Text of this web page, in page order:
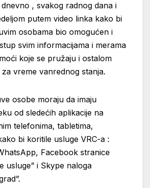
, svakog radnog dana i
putem video linka kako bi
osobama bio omogućen i
svim informacijama i merama
koje se pružaju i ostalom
vreme vanrednog stanja.
osobe moraju da imaju
od sledećih aplikacije na
telefonima, tabletima,
bi koritile usluge VRC-a :
Facebook stranice
usluge” i Skype naloga